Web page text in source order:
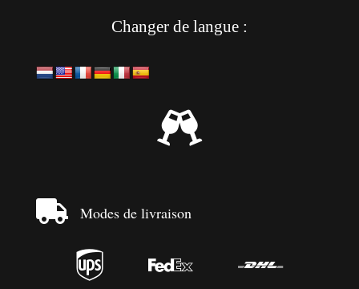
Changer de langue :

 Modes de livraison
  